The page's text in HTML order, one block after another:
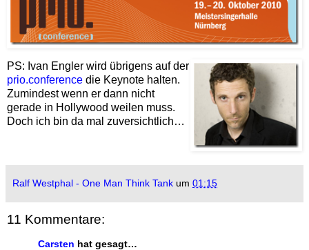
PS: Ivan Engler wird übrigens auf der
prio.conference die Keynote halten.
Zumindest wenn er dann nicht
gerade in Hollywood weilen muss.
Doch ich bin da mal zuversichtlich…
Ralf Westphal - One Man Think Tank um 01:15
11 Kommentare:
Carsten hat gesagt…